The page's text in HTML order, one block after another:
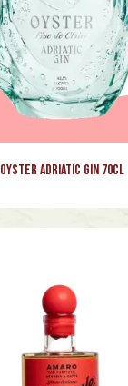
Oyster Adriatic Gin 70cl